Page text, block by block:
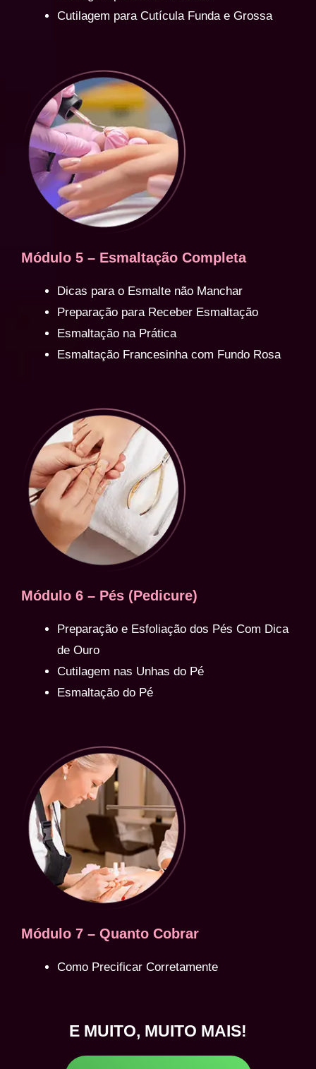
Cutilagem para Cutícula Funda e Grossa
Módulo 5 – Esmaltação Completa
Dicas para o Esmalte não Manchar
Preparação para Receber Esmaltação
Esmaltação na Prática
Esmaltação Francesinha com Fundo Rosa
Módulo 6 – Pés (Pedicure)
Preparação e Esfoliação dos Pés Com Dica
de Ouro
Cutilagem nas Unhas do Pé
Esmaltação do Pé
Módulo 7 – Quanto Cobrar
Como Precificar Corretamente
E MUITO, MUITO MAIS!